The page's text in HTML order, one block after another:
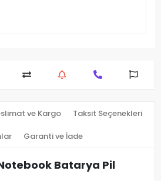
ve Kargo Taksit Seçenekleri
Garanti ve İade
Batarya Pil